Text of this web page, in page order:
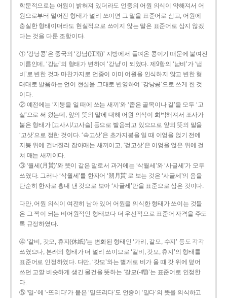
학문적으로는 어원이 밝혀져 있더라도 언중의 어원 의식이 약해져서 어
원으로부터 멀어진 형태가 널리 쓰이면 그 말을 표준어로 삼고, 어원에
충실한 형태이더라도 현실적으로 쓰이지 않는 말은 표준어로 삼지 않겠
다는 것을 다룬 조항이다.
① ‘강낭콩’은 중국의 ‘강남(江南)’ 지방에서 들여온 콩이기 때문에 붙여진
이름인데, ‘강남’의 형태가 변하여 ‘강낭’이 되었다. 제9항의 ‘남비’가 ‘냄
비’로 변한 것과 마찬가지로 언중이 이미 어원을 인식하지 않고 변한 형
태대로 발음하는 언어 현실을 그대로 반영하여 ‘강낭콩’으로 쓰게 한 것
이다.
② 예전에는 ‘지붕을 일 때에 쓰는 새끼’와 ‘좁은 골목이나 길’을 모두 ‘고
샅’으로 써 왔는데, 앞의 뜻의 말에 대해 어원 의식이 희박해져서 조사가
붙은 형태가 [고사시/고사슬] 등으로 발음되고 있으므로 앞의 뜻의 말을
‘고삿’으로 정한 것이다. ‘속고삿’은 초가지붕을 일 때 이엉을 얹기 전에
지붕 위에 건너질러 잡아매는 새끼이고, ‘겉고삿’은 이엉을 얹은 위에 걸
쳐 매는 새끼이다.
③ ‘월세(月貰)’와 뜻이 같은 말로서 과거에는 ‘삭월세’와 ‘사글세’가 모두
쓰였다. 그러나 ‘삭월세’를 한자어 ‘朔月貰’로 보는 것은 ‘사글세’의 음을
단순히 한자로 흉내 낸 것으로 보아 ‘사글세’만을 표준으로 삼은 것이다.
다만, 어원 의식이 여전히 남아 있어 어원을 의식한 형태가 쓰이는 것들
은 그 짝이 되는 비어원적인 형태보다 더 우선적으로 표준어 자격을 주도
록 규정하였다.
④ ‘갈비, 갓모, 휴지(休紙)’는 변화된 형태인 ‘가리, 갈모, 수지’ 등도 각각
쓰였으나, 본래의 형태가 더 널리 쓰이므로 ‘갈비, 갓모, 휴지’의 형태를
표준어로 인정하였다. 다만, ‘갓모’와는 별개로 비가 올 때 갓 위에 덮어
쓰던 고깔 비슷하게 생긴 물건을 뜻하는 ‘갈모(-帽)’는 표준어로 인정한
다.
⑤ ‘밀-’에 ‘-뜨리다’가 붙은 ‘밀뜨리다’도 언중이 ‘밀다’의 뜻을 의식하고